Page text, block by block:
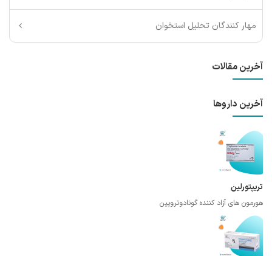
مهار کنندگان تحلیل استخوان
آخرین مقالات
آخرین داروها
تریپتورلین
هورمون های آزاد کننده گونادوتروپین